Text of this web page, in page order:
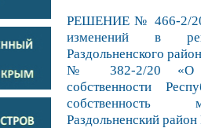
РЕШЕНИЕ № 466-2/20
изменений в
Раздольненского
№ 382-2/20 «О
собственности
собственность
Раздольненский